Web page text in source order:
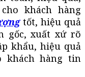
khách hàng
tốt, hiệu quả
gốc, xuất xứ rõ
khẩu, hiệu quả
khách hàng tin